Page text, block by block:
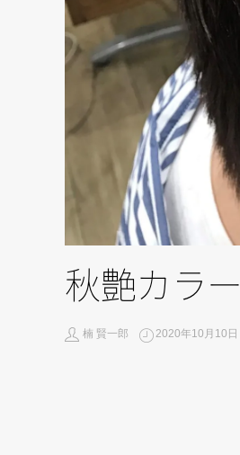
秋艶カラー
楠 賢一郎 2020年10月10日